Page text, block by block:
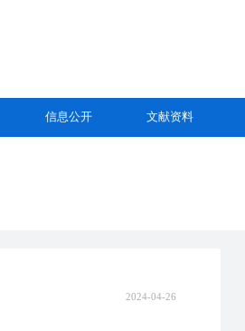
信息公开 文献资料
2024-04-26